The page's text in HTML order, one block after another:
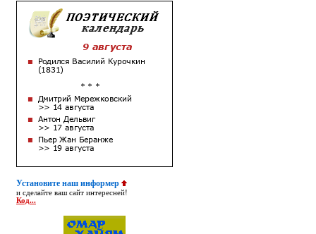
Установите наш информер
и сделайте ваш сайт интересней!
Код...